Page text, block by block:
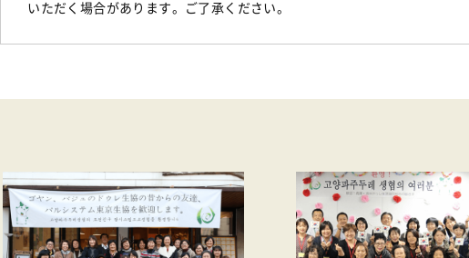
いただく場合があります。ご了承ください。